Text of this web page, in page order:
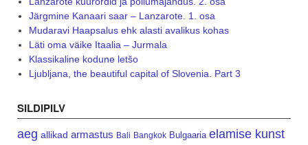
Järgmine Kanaari saar – Lanzarote. 1. osa
Mudaravi Haapsalus ehk alasti avalikus kohas
Läti oma väike Itaalia – Jurmala
Klassikaline kodune letšo
Ljubljana, the beautiful capital of Slovenia. Part 3
SILDIPILV
aeg allikad armastus Bali Bangkok Bulgaaria elamise kunst